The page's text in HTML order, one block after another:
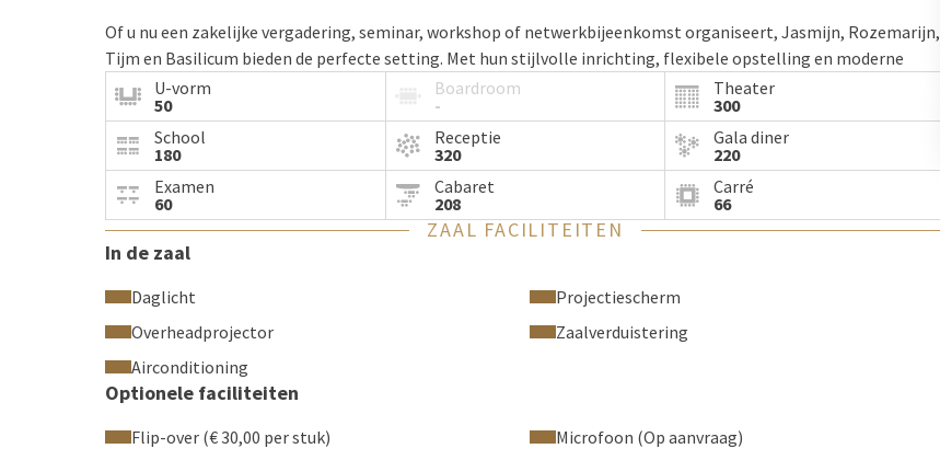
Of u nu een zakelijke vergadering, seminar, workshop of netwerkbijeenkomst organiseert, Jasmijn, Rozemarijn,
Tijm en Basilicum bieden de perfecte setting. Met hun stijlvolle inrichting, flexibele opstelling en moderne
audiovisuele voorzieningen zijn deze zalen geschikt voor diverse evenementen.
U-vorm
50
Boardroom
-
Theater
300
School
180
Receptie
320
Gala diner
220
Examen
60
Cabaret
208
Carré
66
ZAAL FACILITEITEN
In de zaal
Daglicht
Projectiescherm
Overheadprojector
Zaalverduistering
Airconditioning
Optionele faciliteiten
Flip-over (€ 30,00 per stuk)
Microfoon (Op aanvraag)